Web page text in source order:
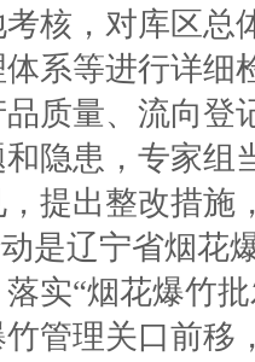
核，对库区总
系等进行详细
质量、流向登
隐患，专家组
提出整改措施
辽宁省烟花
实“烟花爆竹
管理关口前移